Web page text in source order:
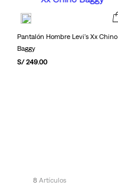
Pantalón Hombre Levi's Xx Chino
Baggy
S/ 249.00
8